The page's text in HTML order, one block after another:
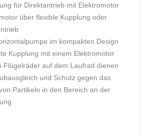
für Direktantrieb mit Elektromotor
über flexible Kupplung oder
im kompakten Design
Kupplung mit einem Elektromotor
Flügelräder auf dem Laufrad dienen
und Schutz gegen das
Partikeln in den Bereich an der